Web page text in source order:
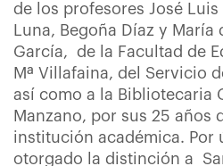
de los profesores José
Luna, Begoña Díaz y María
García, de la Facultad de
Mª Villafaina, del Servicio
así como a la Bibliotecaria
Manzano, por sus 25 años
institución académica. Por
otorgado la distinción a